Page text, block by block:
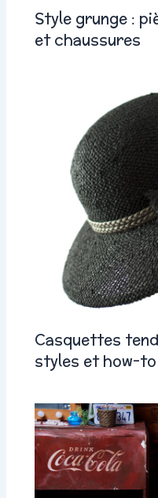
Style grunge :
et chaussures
Casquettes
styles et how-